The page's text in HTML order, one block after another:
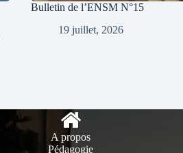
Bulletin de l’ENSM N°15
19 juillet, 2026
A propos
Pédagogie